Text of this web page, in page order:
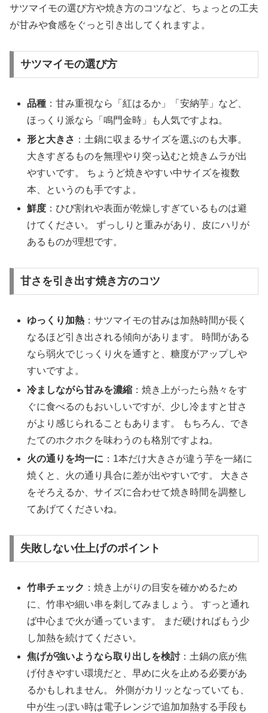
サツマイモの選び方や焼き方のコツなど、ちょっとの工夫
が甘みや食感をぐっと引き出してくれますよ。
サツマイモの選び方
品種 ：甘み重視なら「紅はるか」「安納芋」など、
ほっくり派なら「鳴門金時」も人気ですよね。
形と大きさ ：土鍋に収まるサイズを選ぶのも大事。
大きすぎるものを無理やり突っ込むと焼きムラが出
やすいです。 ちょうど焼きやすい中サイズを複数
本、というのも手ですよ。
鮮度 ：ひび割れや表面が乾燥しすぎているものは避
けてください。 ずっしりと重みがあり、皮にハリが
あるものが理想です。
甘さを引き出す焼き方のコツ
ゆっくり加熱 ：サツマイモの甘みは加熱時間が長く
なるほど引き出される傾向があります。 時間がある
なら弱火でじっくり火を通すと、糖度がアップしや
すいですよ。
冷ましながら甘みを濃縮 ：焼き上がったら熱々をす
ぐに食べるのもおいしいですが、少し冷ますと甘さ
がより感じられることもあります。 もちろん、でき
たてのホクホクを味わうのも格別ですよね。
火の通りを均一に ：1本だけ大きさが違う芋を一緒に
焼くと、火の通り具合に差が出やすいです。 大きさ
をそろえるか、サイズに合わせて焼き時間を調整し
てあげてくださいね。
失敗しない仕上げのポイント
竹串チェック ：焼き上がりの目安を確かめるため
に、竹串や細い串を刺してみましょう。 すっと通れ
ば中心まで火が通っています。 まだ硬ければもう少
し加熱を続けてください。
焦げが強いようなら取り出しを検討：土鍋の底が焦
げ付きやすい環境だと、早めに火を止める必要があ
るかもしれません。 外側がカリッとなっていても、
中が生っぽい時は電子レンジで追加加熱する手段も